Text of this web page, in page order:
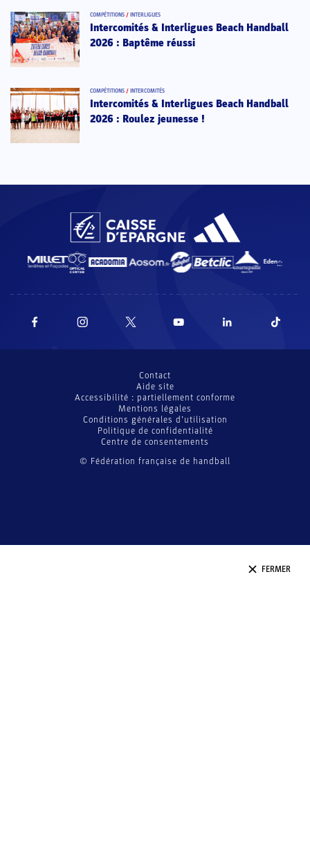
FERMER
COMPÉTITIONS / INTERLIGUES
Intercomités & Interligues Beach Handball
2026 : Baptême réussi
COMPÉTITIONS / INTERCOMITÉS
Intercomités & Interligues Beach Handball
2026 : Roulez jeunesse !
© Fédération française de handball
Contact
Aide site
Accessibilité : partiellement conforme
Mentions légales
Conditions générales d’utilisation
Politique de confidentialité
Centre de consentements